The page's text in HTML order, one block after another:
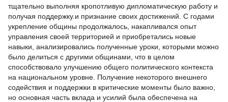
тщательно выполняя кропотливую дипломатическую работу и
получая поддержку.и признание своих достижений. С годами
укрепление общины продолжалось, накапливался опыт
управления своей территорией и приобретались новые
навыки, анализировались полученные уроки, которыми можно
было делиться с другими общинами, что в целом
способствовало улучшению общего политического контекста
на национальном уровне. Получение некоторого внешнего
содействия и поддержки в критические моменты было важно,
но основная часть вклада и усилий была обеспечена на